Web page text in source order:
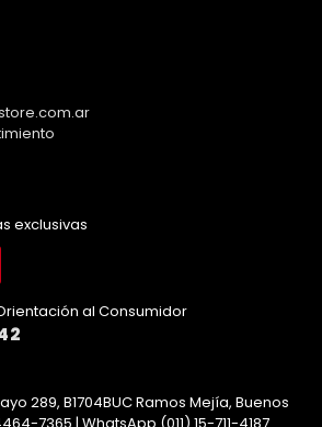
exclusivas
al Consumidor
289, B1704BUC Ramos Mejía, Buenos